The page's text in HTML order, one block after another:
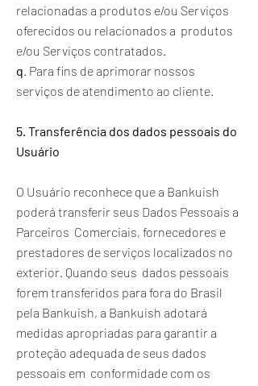
relacionadas a produtos e/ou Serviços
oferecidos ou relacionados a produtos
e/ou Serviços contratados.
q. Para fins de aprimorar nossos
serviços de atendimento ao cliente.
5. Transferência dos dados pessoais do
Usuário
O Usuário reconhece que a Bankuish
poderá transferir seus Dados Pessoais a
Parceiros Comerciais, fornecedores e
prestadores de serviços localizados no
exterior. Quando seus dados pessoais
forem transferidos para fora do Brasil
pela Bankuish, a Bankuish adotará
medidas apropriadas para garantir a
proteção adequada de seus dados
pessoais em conformidade com os